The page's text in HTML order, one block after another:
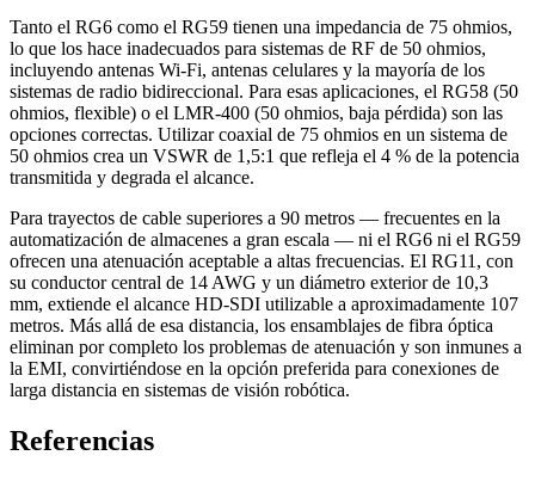
Tanto el RG6 como el RG59 tienen una impedancia de 75 ohmios,
lo que los hace inadecuados para sistemas de RF de 50 ohmios,
incluyendo antenas Wi-Fi, antenas celulares y la mayoría de los
sistemas de radio bidireccional. Para esas aplicaciones, el RG58 (50
ohmios, flexible) o el LMR-400 (50 ohmios, baja pérdida) son las
opciones correctas. Utilizar coaxial de 75 ohmios en un sistema de
50 ohmios crea un VSWR de 1,5:1 que refleja el 4 % de la potencia
transmitida y degrada el alcance.
Para trayectos de cable superiores a 90 metros — frecuentes en la
automatización de almacenes a gran escala — ni el RG6 ni el RG59
ofrecen una atenuación aceptable a altas frecuencias. El RG11, con
su conductor central de 14 AWG y un diámetro exterior de 10,3
mm, extiende el alcance HD-SDI utilizable a aproximadamente 107
metros. Más allá de esa distancia, los ensamblajes de fibra óptica
eliminan por completo los problemas de atenuación y son inmunes a
la EMI, convirtiéndose en la opción preferida para conexiones de
larga distancia en sistemas de visión robótica.
Referencias